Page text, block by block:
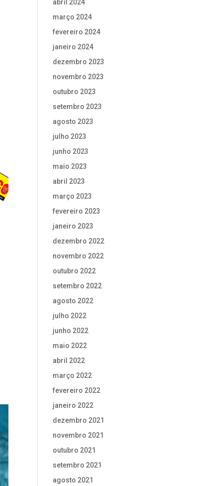
abril 2024
março 2024
fevereiro 2024
janeiro 2024
dezembro 2023
novembro 2023
outubro 2023
setembro 2023
agosto 2023
julho 2023
junho 2023
maio 2023
abril 2023
março 2023
fevereiro 2023
janeiro 2023
dezembro 2022
novembro 2022
outubro 2022
setembro 2022
agosto 2022
julho 2022
junho 2022
maio 2022
abril 2022
março 2022
fevereiro 2022
janeiro 2022
dezembro 2021
novembro 2021
outubro 2021
setembro 2021
agosto 2021